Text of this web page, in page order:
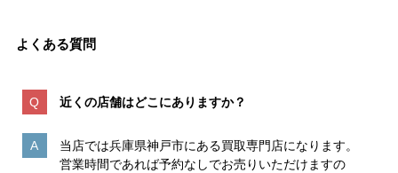
よくある質問
近くの店舗はどこにありますか？
当店では兵庫県神戸市にある買取専門店になります。
営業時間であれば予約なしでお売りいただけますの